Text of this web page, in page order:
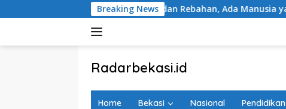
ke
Breaking News
Menghilang dan Rebahan, Ada Manusia yang Tetap Berjalan
Radarbekasi.id
Bekasi
Home Bekasi Nasional Pendidikan